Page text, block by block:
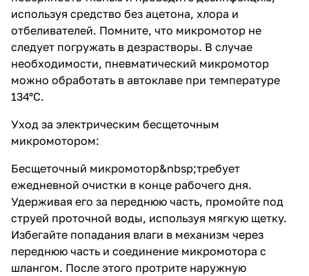
используя средство без ацетона, хлора и
отбеливателей. Помните, что микромотор не
следует погружать в дезрастворы. В случае
необходимости, пневматический микромотор
можно обработать в автоклаве при температуре
134°C.
Уход за электрическим бесщеточным
микромотором:
Бесщеточный микромотор&nbsp;требует
ежедневной очистки в конце рабочего дня.
Удерживая его за переднюю часть, промойте под
струей проточной воды, используя мягкую щетку.
Избегайте попадания влаги в механизм через
переднюю часть и соединение микромотора с
шлангом. После этого протрите наружную